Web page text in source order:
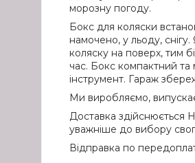
морозну погоду.
Бокс для коляски
намочено, у льоду,
коляску на поверх, тим
час. Бокс компактний та
інструмент. Гараж
Ми виробляємо,
Доставка здійснюється
уважніше до вибору
Відправка по